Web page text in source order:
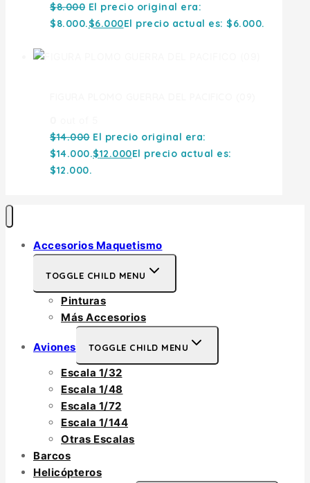
$8.000 El precio original era:
$8.000.$6.000El precio actual es: $6.000.
$14.000 El precio original era:
$14.000.$12.000El precio actual es:
$12.000.
Accesorios Maquetismo
TOGGLE CHILD MENU
Pinturas
Más Accesorios
Aviones TOGGLE CHILD MENU
Escala 1/32
Escala 1/48
Escala 1/72
Escala 1/144
Otras Escalas
Barcos
Helicópteros